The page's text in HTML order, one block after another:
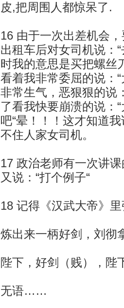
皮,把周围人都惊呆了.
16 由于一次出差机会
出租车后对女司机说：
时我的意思是买把螺丝
看着我非常委屈的说：
非常生气，恶狠狠的说
了看我快要崩溃的说：
吧“晕！！！这才知道
不住人家女司机。
17 政治老师有一次讲
又说：“打个例子“
18 记得《汉武大帝》
炼出来一柄好剑，刘彻
陛下，好剑（贱），
无语……